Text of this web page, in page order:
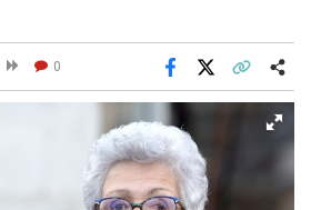
0
Facebook